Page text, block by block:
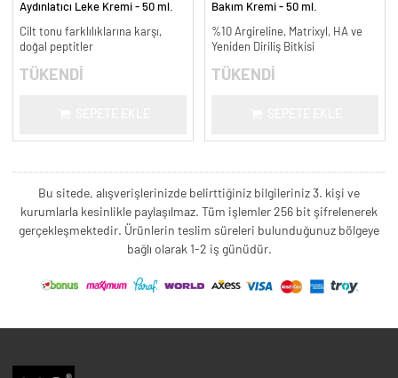
Aydınlatıcı Leke Kremi - 50 ml.
Cilt tonu farklılıklarına karşı,
doğal peptitler
TÜKENDİ
Bakım Kremi - 50 ml.
%10 Argireline, Matrixyl, HA ve
Yeniden Diriliş Bitkisi
TÜKENDİ
Bu sitede, alışverişlerinizde belirttiğiniz bilgileriniz 3. kişi ve
kurumlarla kesinlikle paylaşılmaz. Tüm işlemler 256 bit şifrelenerek
gerçekleşmektedir. Ürünlerin teslim süreleri bulunduğunuz bölgeye
bağlı olarak 1-2 iş günüdür.